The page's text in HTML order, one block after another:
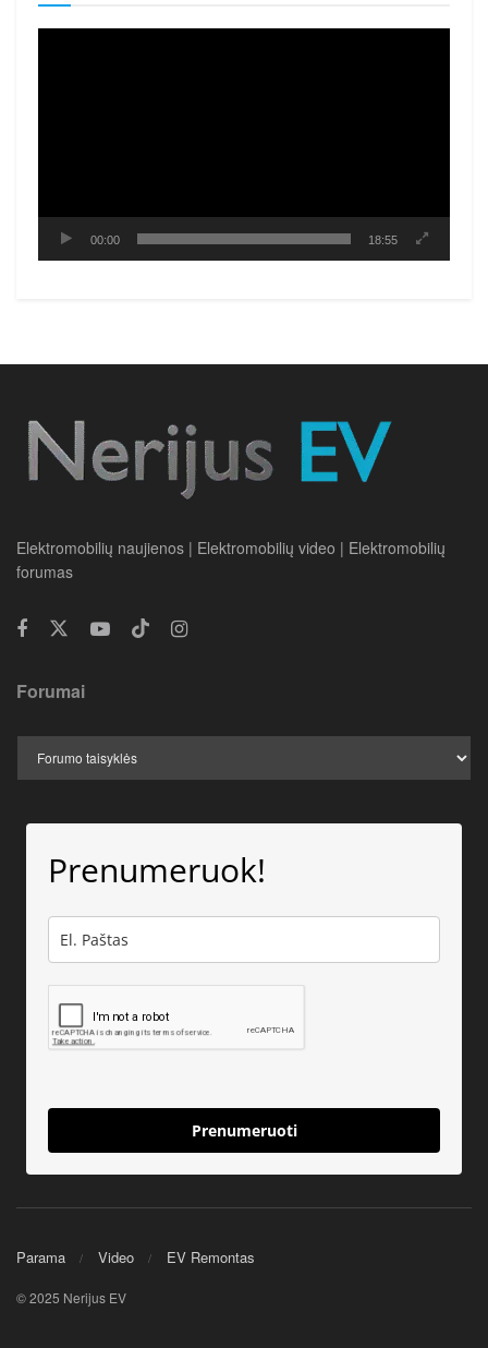
00:00 18:55
Elektromobilių naujienos | Elektromobilių video | Elektromobilių
forumas
Forumai
Prenumeruok!
Prenumeruoti
Parama Video EV Remontas
© 2025 Nerijus EV